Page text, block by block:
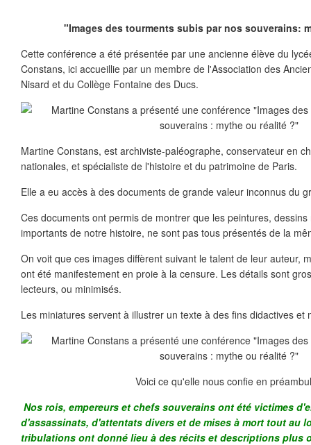
"Images des tourments subis par nos souverains:
Cette conférence a été présentée par une ancienne élève du
Constans, ici accueillie par un membre de l'Association des
Nisard et du Collège Fontaine des Ducs.
Martine Constans, est archiviste-paléographe, conservateur en
nationales, et spécialiste de l'histoire et du patrimoine de Paris.
Elle a eu accès à des documents de grande valeur inconnus du
Ces documents ont permis de montrer que les peintures,
importants de notre histoire, ne sont pas tous présentés de la
On voit que ces images diffèrent suivant le talent de leur auteur,
ont été manifestement en proie à la censure. Les détails sont
lecteurs, ou minimisés.
Les miniatures servent à illustrer un texte à des fins didactives et
Voici ce qu'elle nous confie en
Nos rois, empereurs et chefs souverains ont été victimes
d'assassinats, d'attentats divers et de mises à mort tout au
tribulations ont donné lieu à des récits et descriptions plus